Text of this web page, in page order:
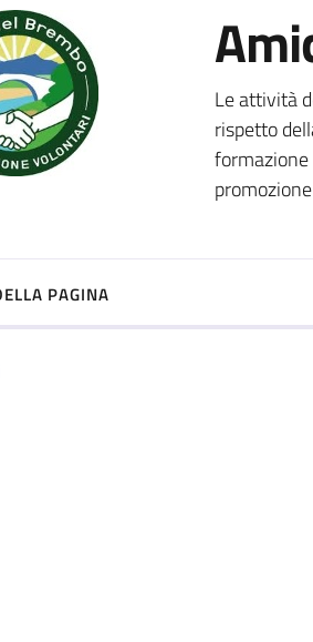
Le attività
rispetto
PAGINA